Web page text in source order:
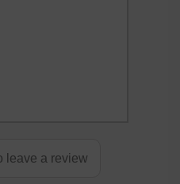
leave a review